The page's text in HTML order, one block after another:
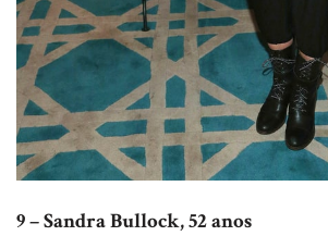
9 – Sandra Bullock, 52 anos